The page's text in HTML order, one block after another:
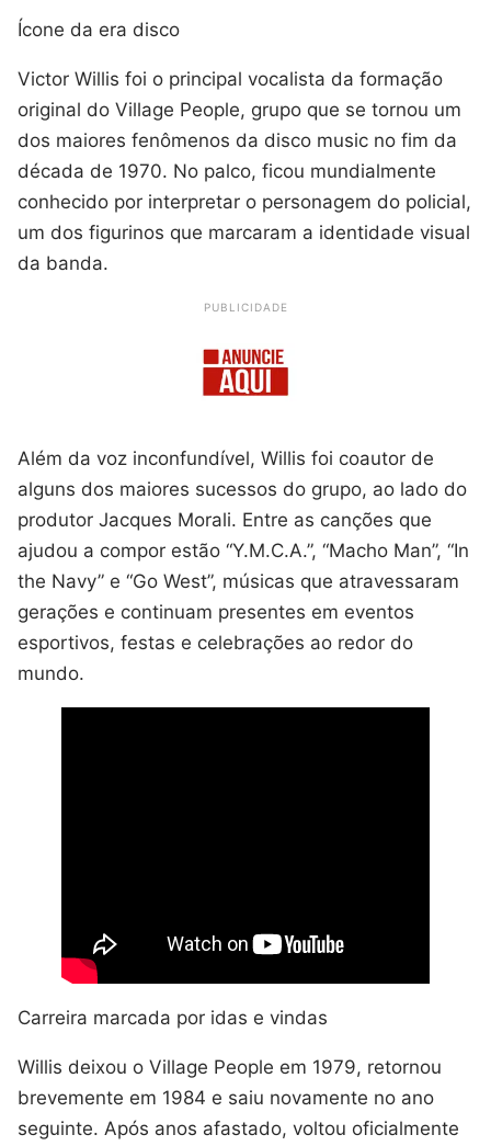
Ícone da era disco
Victor Willis foi o principal vocalista da formação
original do Village People, grupo que se tornou um
dos maiores fenômenos da disco music no fim da
década de 1970. No palco, ficou mundialmente
conhecido por interpretar o personagem do policial,
um dos figurinos que marcaram a identidade visual
da banda.
PUBLICIDADE
Além da voz inconfundível, Willis foi coautor de
alguns dos maiores sucessos do grupo, ao lado do
produtor Jacques Morali. Entre as canções que
ajudou a compor estão “Y.M.C.A.”, “Macho Man”, “In
the Navy” e “Go West”, músicas que atravessaram
gerações e continuam presentes em eventos
esportivos, festas e celebrações ao redor do
mundo.
Carreira marcada por idas e vindas
Willis deixou o Village People em 1979, retornou
brevemente em 1984 e saiu novamente no ano
seguinte. Após anos afastado, voltou oficialmente